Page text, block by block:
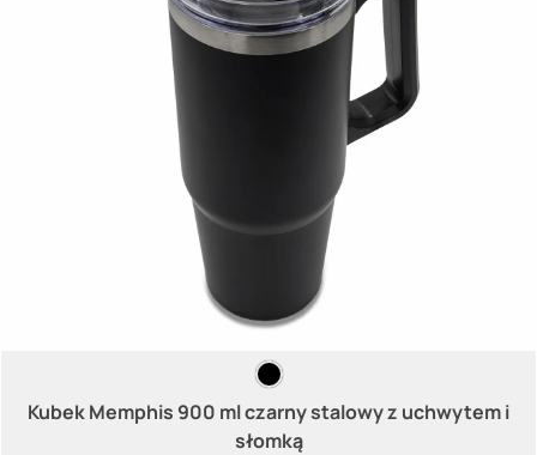
Kubek Memphis 900 ml czarny stalowy z uchwytem i
słomką